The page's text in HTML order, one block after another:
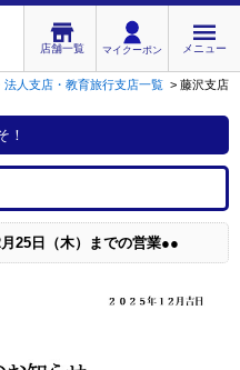
店舗一覧 マイクーポン メニュー
法人支店・教育旅行支店一覧 > 藤沢支店
！
25日（木）までの営業●●